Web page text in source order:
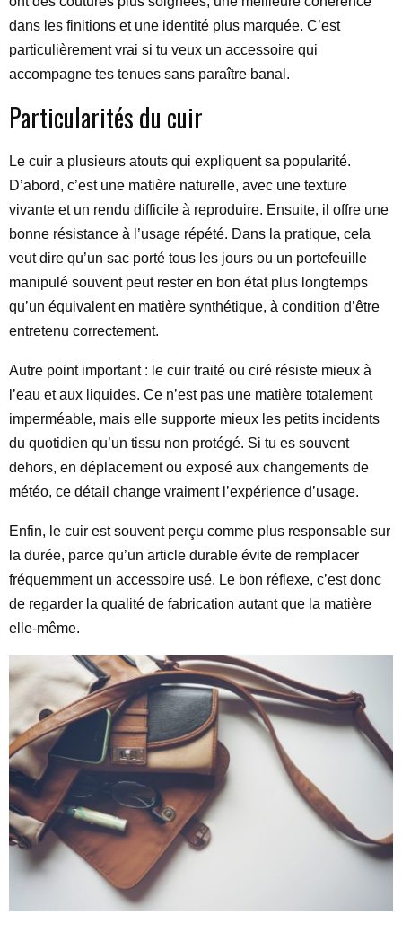
dans les finitions et une identité plus marquée. C’est
particulièrement vrai si tu veux un accessoire qui
accompagne tes tenues sans paraître banal.
Particularités du cuir
Le cuir a plusieurs atouts qui expliquent sa popularité.
D’abord, c’est une matière naturelle, avec une texture
vivante et un rendu difficile à reproduire. Ensuite, il offre une
bonne résistance à l’usage répété. Dans la pratique, cela
veut dire qu’un sac porté tous les jours ou un portefeuille
manipulé souvent peut rester en bon état plus longtemps
qu’un équivalent en matière synthétique, à condition d’être
entretenu correctement.
Autre point important : le cuir traité ou ciré résiste mieux à
l’eau et aux liquides. Ce n’est pas une matière totalement
imperméable, mais elle supporte mieux les petits incidents
du quotidien qu’un tissu non protégé. Si tu es souvent
dehors, en déplacement ou exposé aux changements de
météo, ce détail change vraiment l’expérience d’usage.
Enfin, le cuir est souvent perçu comme plus responsable sur
la durée, parce qu’un article durable évite de remplacer
fréquemment un accessoire usé. Le bon réflexe, c’est donc
de regarder la qualité de fabrication autant que la matière
elle-même.